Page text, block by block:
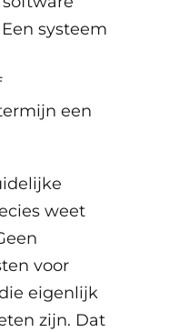
systeem
een
weet
voor
eigenlijk
zijn. Dat